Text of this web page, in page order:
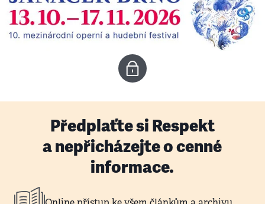
Předplaťte si Respekt
a nepřicházejte o cenné
informace.